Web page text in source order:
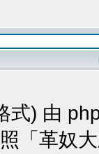
式) 由
「革奴